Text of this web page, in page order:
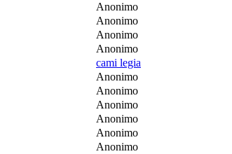
Anonimo
Anonimo
Anonimo
Anonimo
cami legia
Anonimo
Anonimo
Anonimo
Anonimo
Anonimo
Anonimo